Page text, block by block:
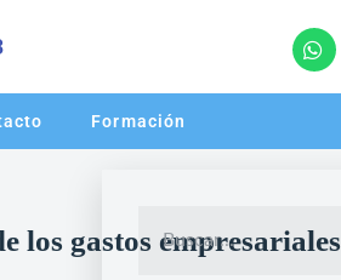
Formación
los gastos empresariales